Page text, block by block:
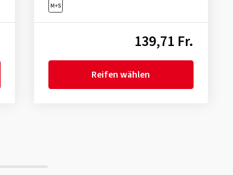
139,71 Fr.
Reifen wählen